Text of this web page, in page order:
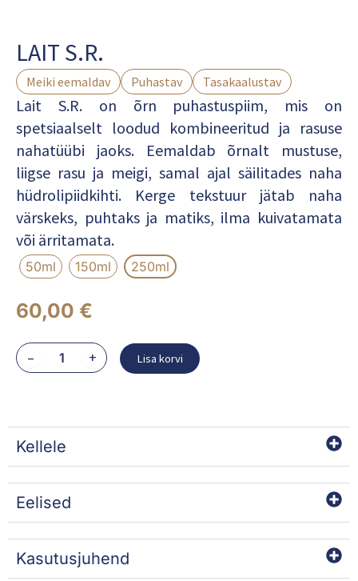
LAIT S.R.
Meiki eemaldav Puhastav Tasakaalustav
Lait S.R. on õrn puhastuspiim, mis on
spetsiaalselt loodud kombineeritud ja rasuse
nahatüübi jaoks. Eemaldab õrnalt mustuse,
liigse rasu ja meigi, samal ajal säilitades naha
hüdrolipiidkihti. Kerge tekstuur jätab naha
värskeks, puhtaks ja matiks, ilma kuivatamata
või ärritamata.
50ml 150ml 250ml
60,00 €
–
LAIT
S.R.
+ Lisa korvi
Kellele
Eelised
Kasutusjuhend